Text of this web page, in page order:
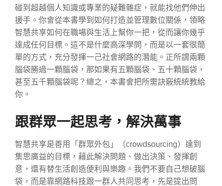
碰到超越個人知識或專業的疑難雜症，就能找他們伸出
援手。你會從本書學到如何打造並管理數位關係，領略
智慧共享如何在職場與生活上幫你一把，從而讓你幾乎
達成任何目標。這不是什麼高深學問，而是以一套很簡
單的方式，充分發揮一己社會網路的潛能。正所謂兩顆
腦袋勝過一顆腦袋，那如果有五顆腦袋、五十顆腦袋，
甚至五千顆腦袋呢？總之，本書會把所需訣竅統統教給
你。
跟群眾一起思考，解決萬事
智慧共享是善用「群眾外包」（crowdsourcing）達到
集思廣益的目標，藉此解決問題、做出決策、發揮創
意，還有替生活創造便利與樂趣。我們不要自己想破腦
袋，而是靠網路科技跟一群人共同思考，先是提出問